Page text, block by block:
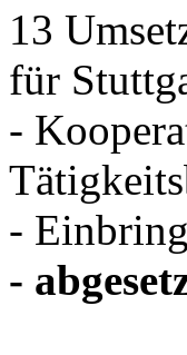
13
für
-
-
-